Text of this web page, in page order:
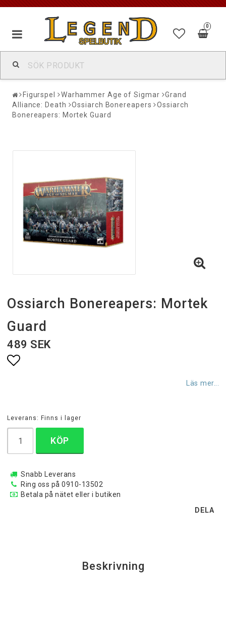
0
Figurspel Warhammer Age of Sigmar
Grand
Alliance: Death
Ossiarch Bonereapers
Ossiarch
Bonereapers: Mortek Guard
Ossiarch Bonereapers: Mortek
Guard
489 SEK
Läs mer...
Leverans: Finns i lager
KÖP
Snabb Leverans
Ring oss på 0910-13502
Betala på nätet eller i butiken
DELA
Beskrivning